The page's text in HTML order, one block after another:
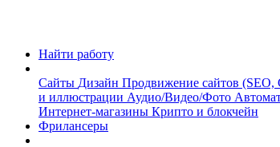
Найти работу
Сайты Дизайн Продвижение сайтов (SEO,
и иллюстрации Аудио/Видео/Фото
Интернет-магазины Крипто и блокчейн
Фрилансеры